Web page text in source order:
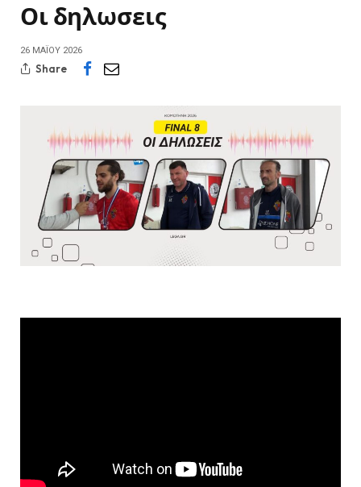
Οι δηλωσεις
26 ΜΑΪ́ΟΥ 2026
Share